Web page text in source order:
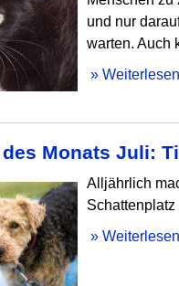
und nur
warten. Auch
»
Monats Juli:
Alljährlich
»